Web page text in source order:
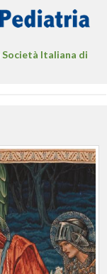
Società Italiana di